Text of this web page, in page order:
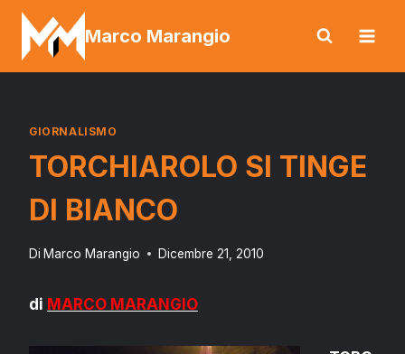
Salta
contenuto
Marco Marangio
GIORNALISMO
TORCHIAROLO SI TINGE
DI BIANCO
Di Marco Marangio Dicembre 21, 2010
di MARCO MARANGIO